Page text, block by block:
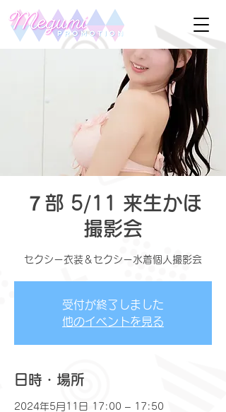
７部 5/11 来生かほ
撮影会
セクシー衣装＆セクシー水着個人撮影会
受付が終了しました
他のイベントを見る
日時・場所
2024年5月11日 17:00 – 17:50